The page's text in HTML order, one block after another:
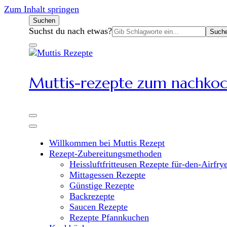
Zum Inhalt springen
Suchen
Suchen
nach:
Suchst du nach etwas?
Muttis-rezepte zum
Willkommen bei Muttis Rezept
Rezept-Zubereitungsmethoden
Heissluftfritteusen Rezepte für-den-
Mittagessen Rezepte
Günstige Rezepte
Backrezepte
Saucen Rezepte
Rezepte Pfannkuchen